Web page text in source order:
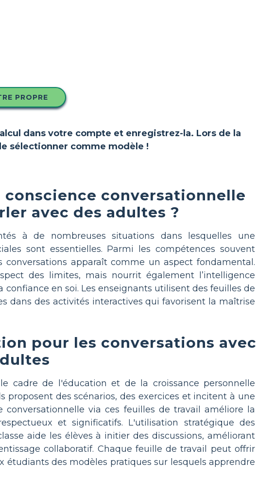
PROPRE
dans votre compte et enregistrez-la. Lors de la
sélectionner comme modèle !
conscience conversationnelle
avec des adultes ?
à de nombreuses situations dans lesquelles une
sont essentielles. Parmi les compétences souvent
apparaît comme un aspect fondamental.
des limites, mais nourrit également l’intelligence
en soi. Les enseignants utilisent des feuilles de
dans des activités interactives qui favorisent la maîtrise
pour les conversations avec
cadre de l'éducation et de la croissance personnelle
proposent des scénarios, des exercices et incitent à une
via ces feuilles de travail améliore la
et significatifs. L'utilisation stratégique des
aide les élèves à initier des discussions, améliorant
collaboratif. Chaque feuille de travail peut offrir
des modèles pratiques sur lesquels apprendre